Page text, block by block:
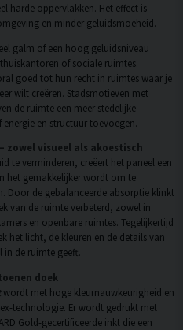
harde oppervlakken. Het effect is
en minder geluidsmoeheid.
galm of een hoog geluidsniveau
of sociale ruimtes.
goed tot hun recht in ruimtes waar je
wilt creëren. Stadsmotieven met
de ruimte een meer stedelijke
en structuur toevoegen.
visueel als akoestisch
te verminderen, creëert het paneel een
het gemakkelijker wordt om te
Door de gebalanceerde absorptie klinkt
van de ruimte verbeterd, zowel in
en openbare ruimtes. Tegelijkertijd
het licht, de kleuren en de details van
in de ruimte geeft.
doek
wordt met hoge kleurnauwkeurigheid en
technologie. Er wordt gedrukt met
Gold-gecertificeerde inkt die een